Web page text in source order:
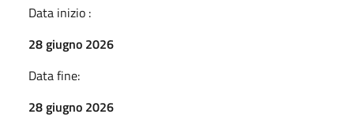
Data inizio :
28 giugno 2026
Data fine:
28 giugno 2026